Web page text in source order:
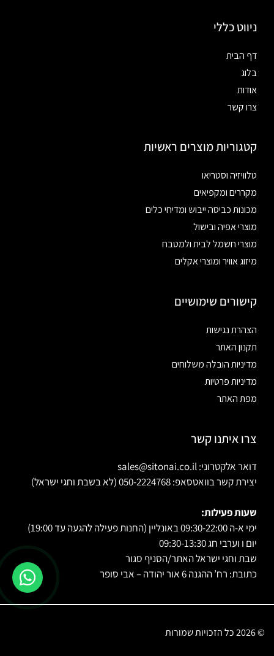
ניווט כללי
דף הבית
בלוג
אודות
צרו קשר
קטגוריות מוצרים ראשיות
טלוויזיה וסטריאו
מקררים ומקפיאים
מכונות כביסה ייבוש ומדיחי כלים
מוצרי אפיה ובישול
מוצרי חשמל לבית ולמטבח
מיזוג אוויר ומוצרי אקלים
קישורים שימושיים
הצהרת נגישות
תקנון האתר
מדיניות הובלה משלוחים
מדיניות פרטיות
מפת האתר
צרו איתנו קשר
דואר אלקטרוני: sales@sitonai.co.il
יצירת קשר בוואטסאפ: 050-2224768 (לא בשבת וחגי ישראל)
שעות פעילות:
ימי א-ה 09:30-22:00 באונליין (החנות פעילה להגעה עד 19:00)
יום ו וערבי חג 09:30-13:30
שבת וחגי ישראל האתר/הסניף סגור
כתובת: רח’ ההגנה 6 אור יהודה – אבי סופר
© 2026 כל הזכויות שמורות